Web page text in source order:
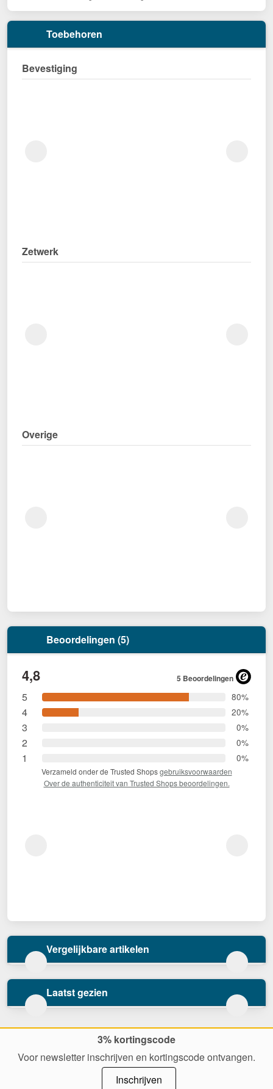
Toebehoren
Bevestiging
Zetwerk
Overige
Beoordelingen (5)
4,8 5 Beoordelingen
5 80%
4 20%
3 0%
2 0%
1 0%
Verzameld onder de Trusted Shopsgebruiksvoorwaarden
Over de authenticiteit van Trusted Shops beoordelingen.
Vergelijkbare artikelen
Laatst gezien
3% kortingscode
Voor newsletter inschrijven en kortingscode ontvangen.
Inschrijven